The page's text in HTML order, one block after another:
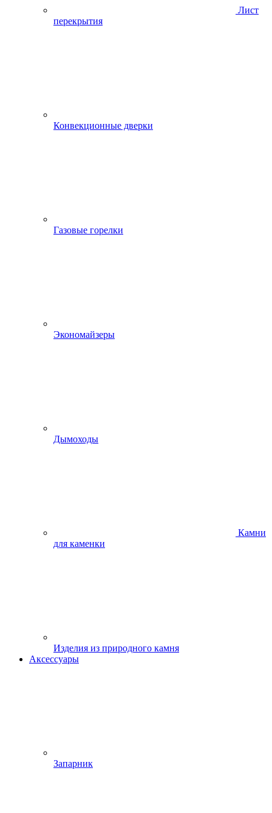
Лист
перекрытия
Конвекционные дверки
Газовые горелки
Экономайзеры
Дымоходы
Камни
для каменки
Изделия из природного камня
Аксессуары
Запарник